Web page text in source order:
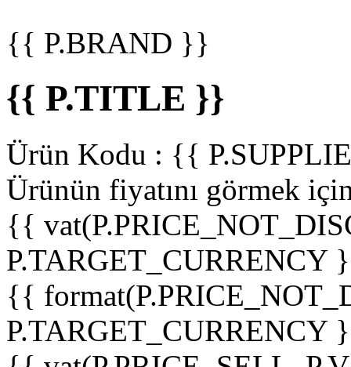
{{ P.BRAND }}
{{ P.TITLE }}
Ürün Kodu : {{
Ürünün fiyatını görmek
{{
P.TARGET_CURRENCY
{{
P.TARGET_CURRENCY